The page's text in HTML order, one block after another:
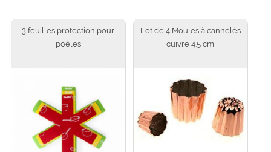
3 feuilles protection pour
poêles
Lot de 4 Moules à cannelés
cuivre 4.5 cm